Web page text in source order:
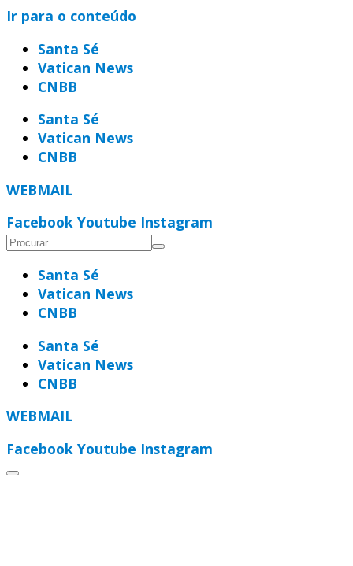
Ir para o conteúdo
Santa Sé
Vatican News
CNBB
Santa Sé
Vatican News
CNBB
WEBMAIL
Facebook Youtube Instagram
Santa Sé
Vatican News
CNBB
Santa Sé
Vatican News
CNBB
WEBMAIL
Facebook Youtube Instagram